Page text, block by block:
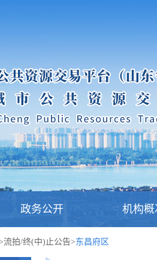
政务公开 机构概
流拍/终(中)止公告>东昌府区